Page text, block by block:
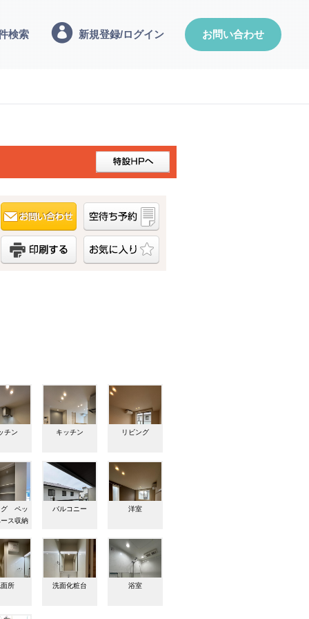
検索 新規登録/ログイン お問い合わせ
チン キッチン リビング
グ ペッ
ス収納
バルコニー 洋室
所 洗面化粧台 浴室